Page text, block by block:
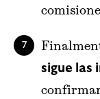
sigue las